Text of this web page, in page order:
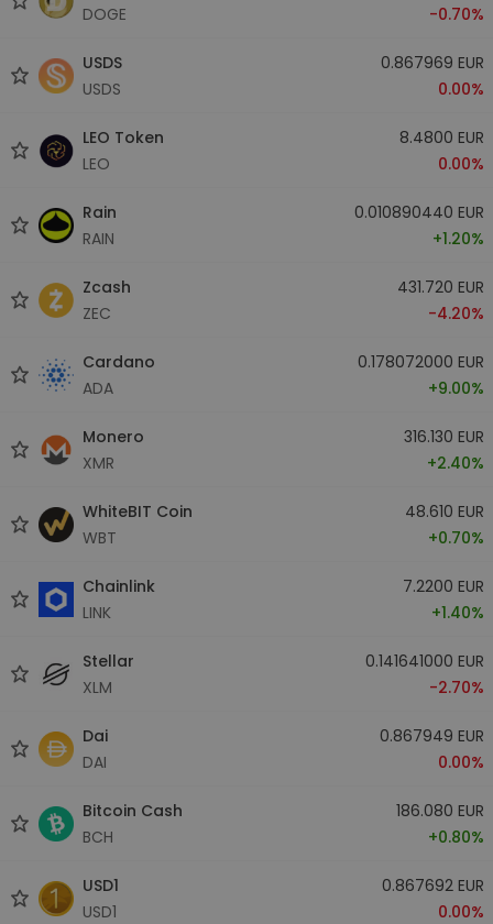
DOGE
-0.70%
USDS
USDS
0.867969 EUR
0.00%
LEO Token
LEO
8.4800 EUR
0.00%
Rain
RAIN
0.010890440 EUR
+1.20%
Zcash
ZEC
431.720 EUR
-4.20%
Cardano
ADA
0.178072000 EUR
+9.00%
Monero
XMR
316.130 EUR
+2.40%
WhiteBIT Coin
WBT
48.610 EUR
+0.70%
Chainlink
LINK
7.2200 EUR
+1.40%
Stellar
XLM
0.141641000 EUR
-2.70%
Dai
DAI
0.867949 EUR
0.00%
Bitcoin Cash
BCH
186.080 EUR
+0.80%
USD1
USD1
0.867692 EUR
0.00%